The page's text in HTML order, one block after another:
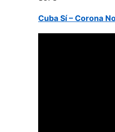
Cuba Sí – Corona